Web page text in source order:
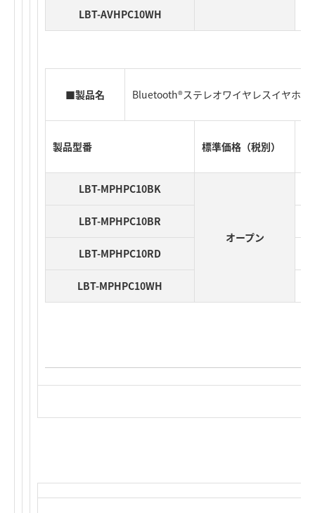
LBT-AVHPC10WH
■製品名 Bluetooth®ステレオワイヤレスイヤホン
製品型番 標準価格（税別）
LBT-MPHPC10BK
オープン
LBT-MPHPC10BR
LBT-MPHPC10RD
LBT-MPHPC10WH